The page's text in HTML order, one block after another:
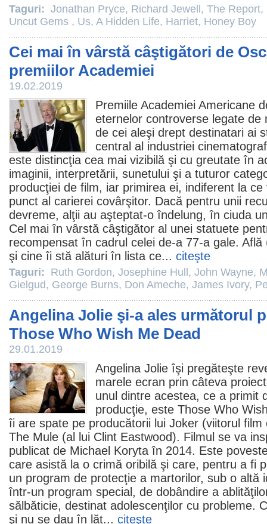
Taguri: Jonathan Pryce, Richard Jewell , The Report,
Uncut Gems , Us, A Hidden Life, Harriet, Honey Boy
Cei mai în vârstă câştigători de
premiilor Academiei
19.02.2019
Premiile Academiei Americane
eternelor controverse legate de
de cei aleşi drept destinatari ai
central al industriei
este distincţia cea mai vizibilă şi cu greutate în
imaginii, interpretării, sunetului şi a tuturor
producţiei de film, iar primirea ei, indiferent la
punct al carierei covârşitor. Dacă pentru unii
devreme, alţii au aşteptat-o îndelung, în ciuda
Cel mai în vârstă câştigător al unei statuete
recompensat în cadrul celei de-a 77-a gale.
şi cine îi stă alături în lista ce... citeşte
Taguri: Ruth Gordon, Josephine Hull , John Wayne,
Gielgud, George Burns, Don Ameche, James Ivory,
Angelina Jolie şi-a ales următorul
Those Who Wish Me Dead
29.01.2019
Angelina Jolie îşi pregăteşte
marele ecran prin câteva
unul dintre acestea, ce a primit
producţie, este Those Who
îi are spate pe producătorii lui Joker (viitorul film
The Mule (al lui Clint Eastwood). Filmul se va
publicat de Michael Koryta în 2014. Este
care asistă la o crimă oribilă şi care, pentru a fi
un program de protecţie a martorilor, sub o altă
într-un program special, de dobândire a
sălbăticie, destinat adolescenţilor cu probleme.
şi nu se dau în lăt... citeşte